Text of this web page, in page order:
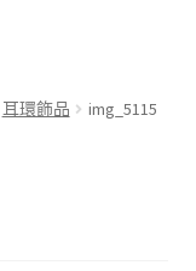
耳環飾品 img_5115